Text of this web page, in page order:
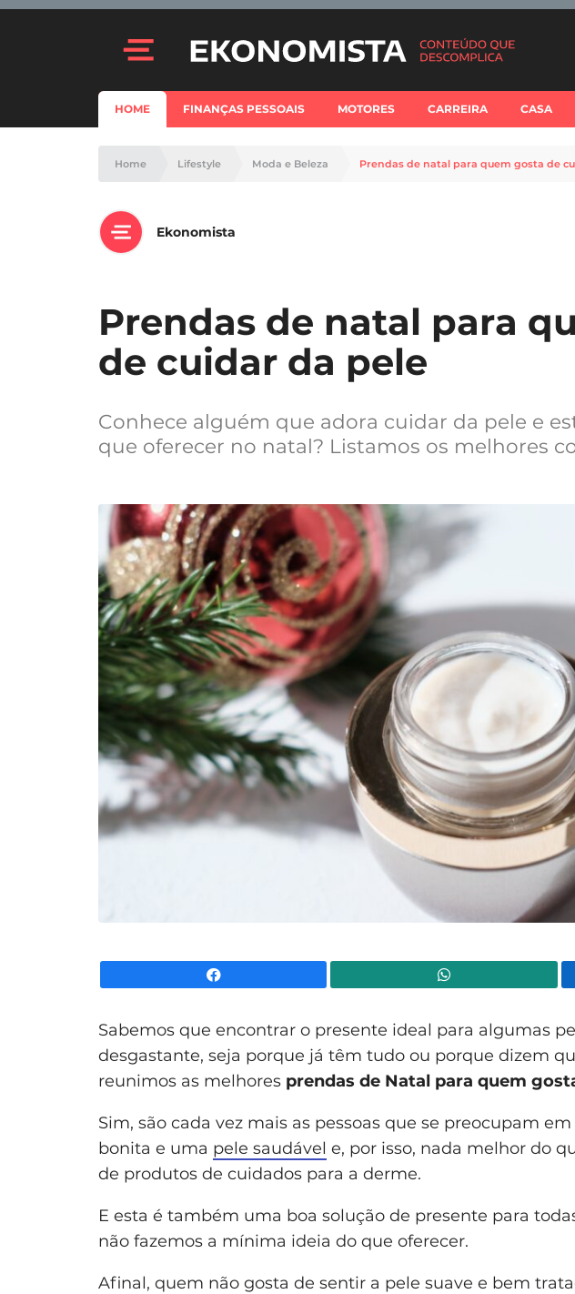
HOME FINANÇAS PESSOAIS MOTORES CARREIRA CASA
Home Lifestyle Moda e Beleza Prendas de natal para quem gosta de
Ekonomista
Prendas de natal para
de cuidar da pele
Conhece alguém que adora cuidar da pele e
que oferecer no natal? Listamos os melhores
Sabemos que encontrar o presente ideal para algumas
desgastante, seja porque já têm tudo ou porque dizem
reunimos as melhores prendas de Natal para quem
Sim, são cada vez mais as pessoas que se preocupam
bonita e uma pele saudável e, por isso, nada melhor do
de produtos de cuidados para a derme.
E esta é também uma boa solução de presente para
não fazemos a mínima ideia do que oferecer.
Afinal, quem não gosta de sentir a pele suave e bem